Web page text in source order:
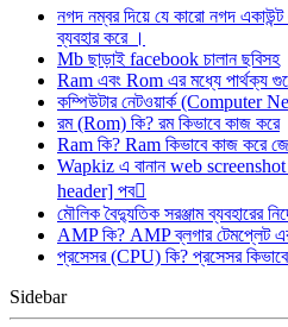
নগদ নম্বর দিয়ে যে কারো নগদ
ব্যবহার করে ।
Mb ছাড়াই facebook চালান ছবিসহ
Ram এবং Rom এর মধ্যে পার্থক্য
কম্পিউটার নেটওয়ার্ক (Computer
রম (Rom) কি? রম কিভাবে কাজ করে
Ram কি? Ram কিভাবে কাজ করে
Wapkiz এ বানান web
header] পব
মৌলিক বৈদ্যুতিক সরঞ্জাম ব্যবহারের
AMP কি? AMP ব্লগার টেমপ্লেট
প্রসেসর (CPU) কি? প্রসেসর
Sidebar